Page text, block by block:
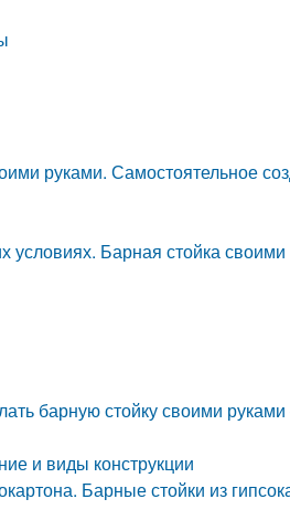
руками. Самостоятельное
условиях. Барная стойка
барную стойку своими
и виды конструкции
Барные стойки из